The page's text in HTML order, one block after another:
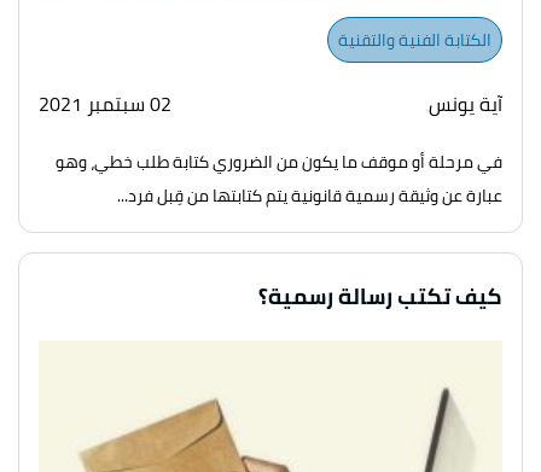
الكتابة الفنية والتقنية
آية يونس 02 سبتمبر 2021
في مرحلة أو موقف ما يكون من الضروري كتابة طلب خطي، وهو
عبارة عن وثيقة رسمية قانونية يتم كتابتها من قِبل فرد...
كيف تكتب رسالة رسمية؟